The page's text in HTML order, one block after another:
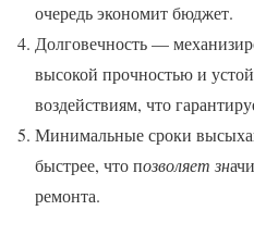
очередь экономит бюджет.
Долговечность —
высокой прочностью и
воздействиям, что
Минимальные сроки
быстрее, что позволяет зн
ремонта.